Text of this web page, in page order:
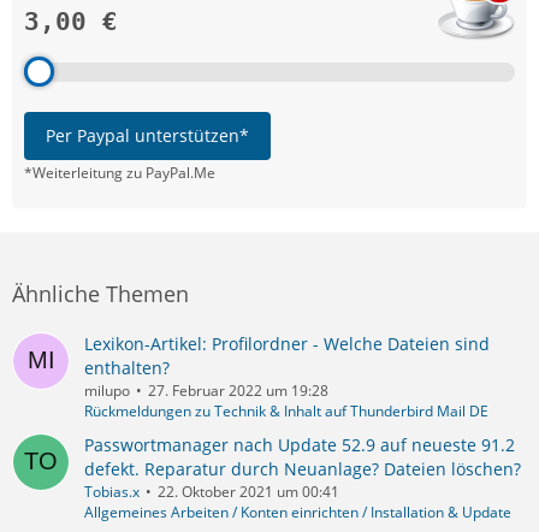
3,00 €
Per Paypal unterstützen*
*Weiterleitung zu PayPal.Me
Ähnliche Themen
Lexikon-Artikel: Profilordner - Welche Dateien sind
enthalten?
milupo
27. Februar 2022 um 19:28
Rückmeldungen zu Technik & Inhalt auf Thunderbird Mail DE
Passwortmanager nach Update 52.9 auf neueste 91.2
defekt. Reparatur durch Neuanlage? Dateien löschen?
Tobias.x
22. Oktober 2021 um 00:41
Allgemeines Arbeiten / Konten einrichten / Installation & Update